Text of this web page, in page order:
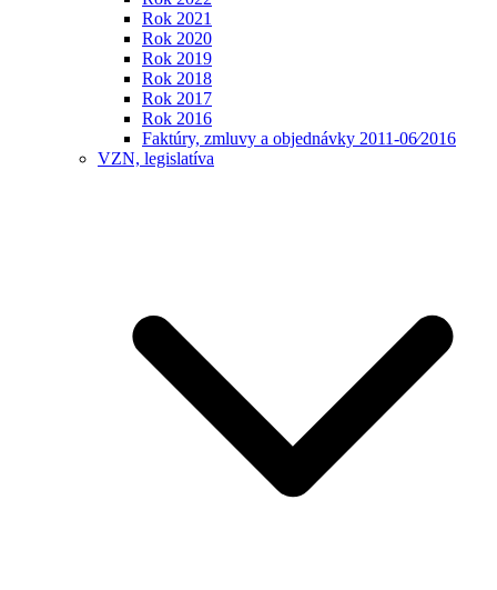
Rok 2021
Rok 2020
Rok 2019
Rok 2018
Rok 2017
Rok 2016
Faktúry, zmluvy a objednávky 2011-06⁄2016
VZN, legislatíva